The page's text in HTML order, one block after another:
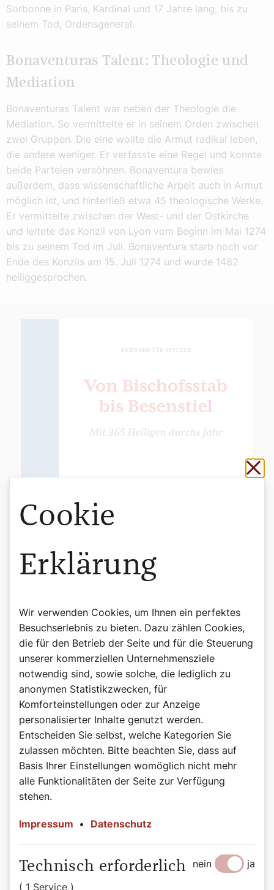
Sorbonne in Paris, Kardinal und 17 Jahre lang, bis zu
seinem Tod, Ordensgeneral.
Bonaventuras Talent: Theologie und
Mediation
Bonaventuras Talent war neben der Theologie die
Mediation. So vermittelte er in seinem Orden zwischen
zwei Gruppen. Die eine wollte die Armut radikal leben,
die andere weniger. Er verfasste eine Regel und konnte
beide Parteien versöhnen. Bonaventura bewies
außerdem, dass wissenschaftliche Arbeit auch in Armut
möglich ist, und hinterließ etwa 45 theologische Werke.
Er vermittelte zwischen der West- und der Ostkirche
und leitete das Konzil von Lyon vom Beginn im Mai 1274
bis zu seinem Tod im Juli. Bonaventura starb noch vor
Ende des Konzils am 15. Juli 1274 und wurde 1482
heiliggesprochen.
©Wiener Dom-Verlag
Das Buch zum Podcast
Heilige, das sind beeindruckende Persönlichkeiten auf
allen Kontinenten, in allen Jahrhunderten: Herrscher und
Sklaven, Brave und Aufmüpfige, Geistliche und Laien.
Diese bunte Schar porträtiert Autorin Bernadette Spitzer
in kurzweilig-informativen Geschichten, wobei sie die
hervorkehrt. Sie übersetzt die teils sperrigen Quellen in
eine heutige Sprache und spart dabei nicht mit einem
Augenzwinkern. Die tägliche Auswahl dieser „Vorbilder“
reicht von in der breiten Öffentlichkeit weniger
bekannten, bis hin zu solchen, die erst vor kurzem heilig-
Cookie
Erklärung
Wir verwenden Cookies, um Ihnen ein perfektes
Besuchserlebnis zu bieten. Dazu zählen Cookies,
die für den Betrieb der Seite und für die Steuerung
unserer kommerziellen Unternehmensziele
notwendig sind, sowie solche, die lediglich zu
anonymen Statistikzwecken, für
Komforteinstellungen oder zur Anzeige
personalisierter Inhalte genutzt werden.
Entscheiden Sie selbst, welche Kategorien Sie
zulassen möchten. Bitte beachten Sie, dass auf
Basis Ihrer Einstellungen womöglich nicht mehr
alle Funktionalitäten der Seite zur Verfügung
stehen.
Impressum • Datenschutz
Technisch erforderlich
( 1 Service )
nein ja